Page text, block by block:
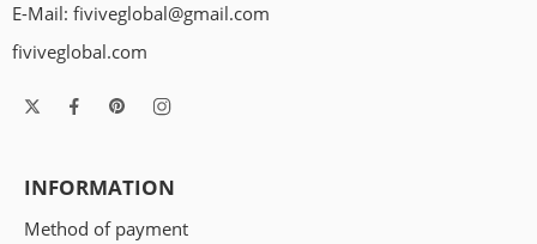
E-Mail: fiviveglobal@gmail.com
fiviveglobal.com
INFORMATION
Method of payment